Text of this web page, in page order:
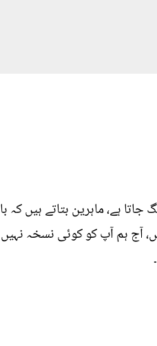
ہے، ماہرین بتاتے ہیں کہ
آج ہم آپ کو کوئی نسخہ